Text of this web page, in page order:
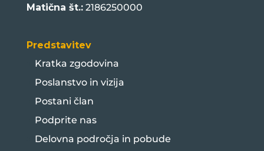
Matična št.:2186250000
Predstavitev
Kratka zgodovina
Poslanstvo in vizija
Postani član
Podprite nas
Delovna področja in pobude